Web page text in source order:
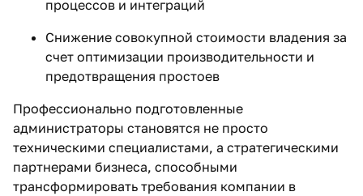
процессов и интеграций
Снижение совокупной стоимости владения за
счет оптимизации производительности и
предотвращения простоев
Профессионально подготовленные
администраторы становятся не просто
техническими специалистами, а стратегическими
партнерами бизнеса, способными
трансформировать требования компании в